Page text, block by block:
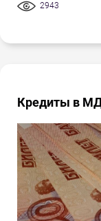
2943
Кредиты в